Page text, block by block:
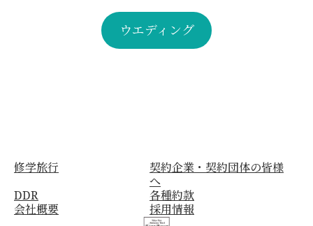
ウエディング
修学旅行
契約企業・契約団体の皆様
へ
DDR
各種約款
会社概要
採用情報